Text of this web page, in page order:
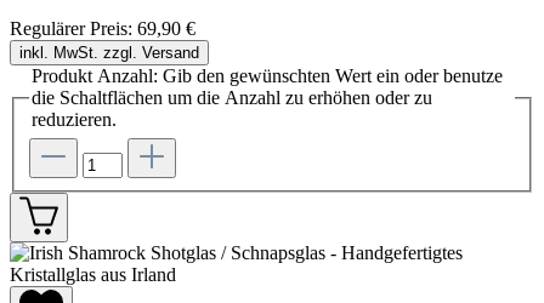
Regulärer Preis: 69,90 €
inkl. MwSt. zzgl. Versand
Produkt Anzahl: Gib den gewünschten Wert ein oder benutze
die Schaltflächen um die Anzahl zu erhöhen oder zu
reduzieren.